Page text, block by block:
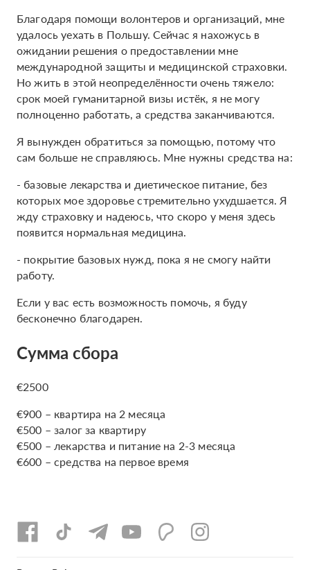
Благодаря помощи волонтеров и организаций, мне
удалось уехать в Польшу. Сейчас я нахожусь в
ожидании решения о предоставлении мне
международной защиты и медицинской страховки.
Но жить в этой неопределённости очень тяжело:
срок моей гуманитарной визы истёк, я не могу
полноценно работать, а средства заканчиваются.
Я вынужден обратиться за помощью, потому что
сам больше не справляюсь. Мне нужны средства на:
- базовые лекарства и диетическое питание, без
которых мое здоровье стремительно ухудшается. Я
жду страховку и надеюсь, что скоро у меня здесь
появится нормальная медицина.
- покрытие базовых нужд, пока я не смогу найти
работу.
Если у вас есть возможность помочь, я буду
бесконечно благодарен.
Сумма сбора
€2500
€900 – квартира на 2 месяца
€500 – залог за квартиру
€500 – лекарства и питание на 2-3 месяца
€600 – средства на первое время